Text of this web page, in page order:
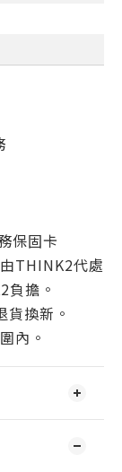
保固卡
THINK2代處
負擔。
換新。
內。